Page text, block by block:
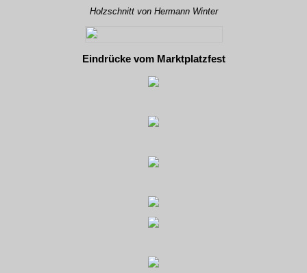
Holzschnitt von Hermann Winter
Eindrücke vom Marktplatzfest